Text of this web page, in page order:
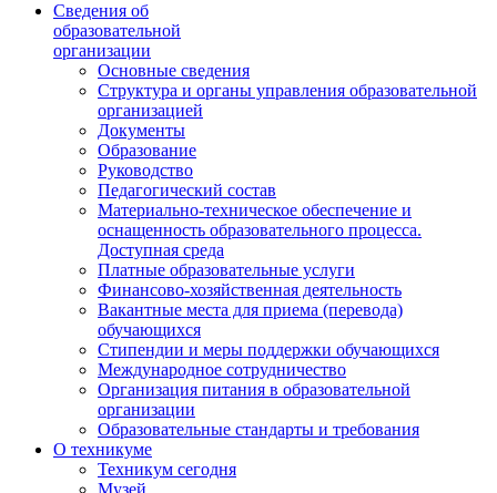
Сведения об
образовательной
организации
Основные сведения
Структура и органы управления образовательной
организацией
Документы
Образование
Руководство
Педагогический состав
Материально-техническое обеспечение и
оснащенность образовательного процесса.
Доступная среда
Платные образовательные услуги
Финансово-хозяйственная деятельность
Вакантные места для приема (перевода)
обучающихся
Стипендии и меры поддержки обучающихся
Международное сотрудничество
Организация питания в образовательной
организации
Образовательные стандарты и требования
О техникуме
Техникум сегодня